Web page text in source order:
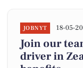
JOBNYT 18-05-
Join our
driver in